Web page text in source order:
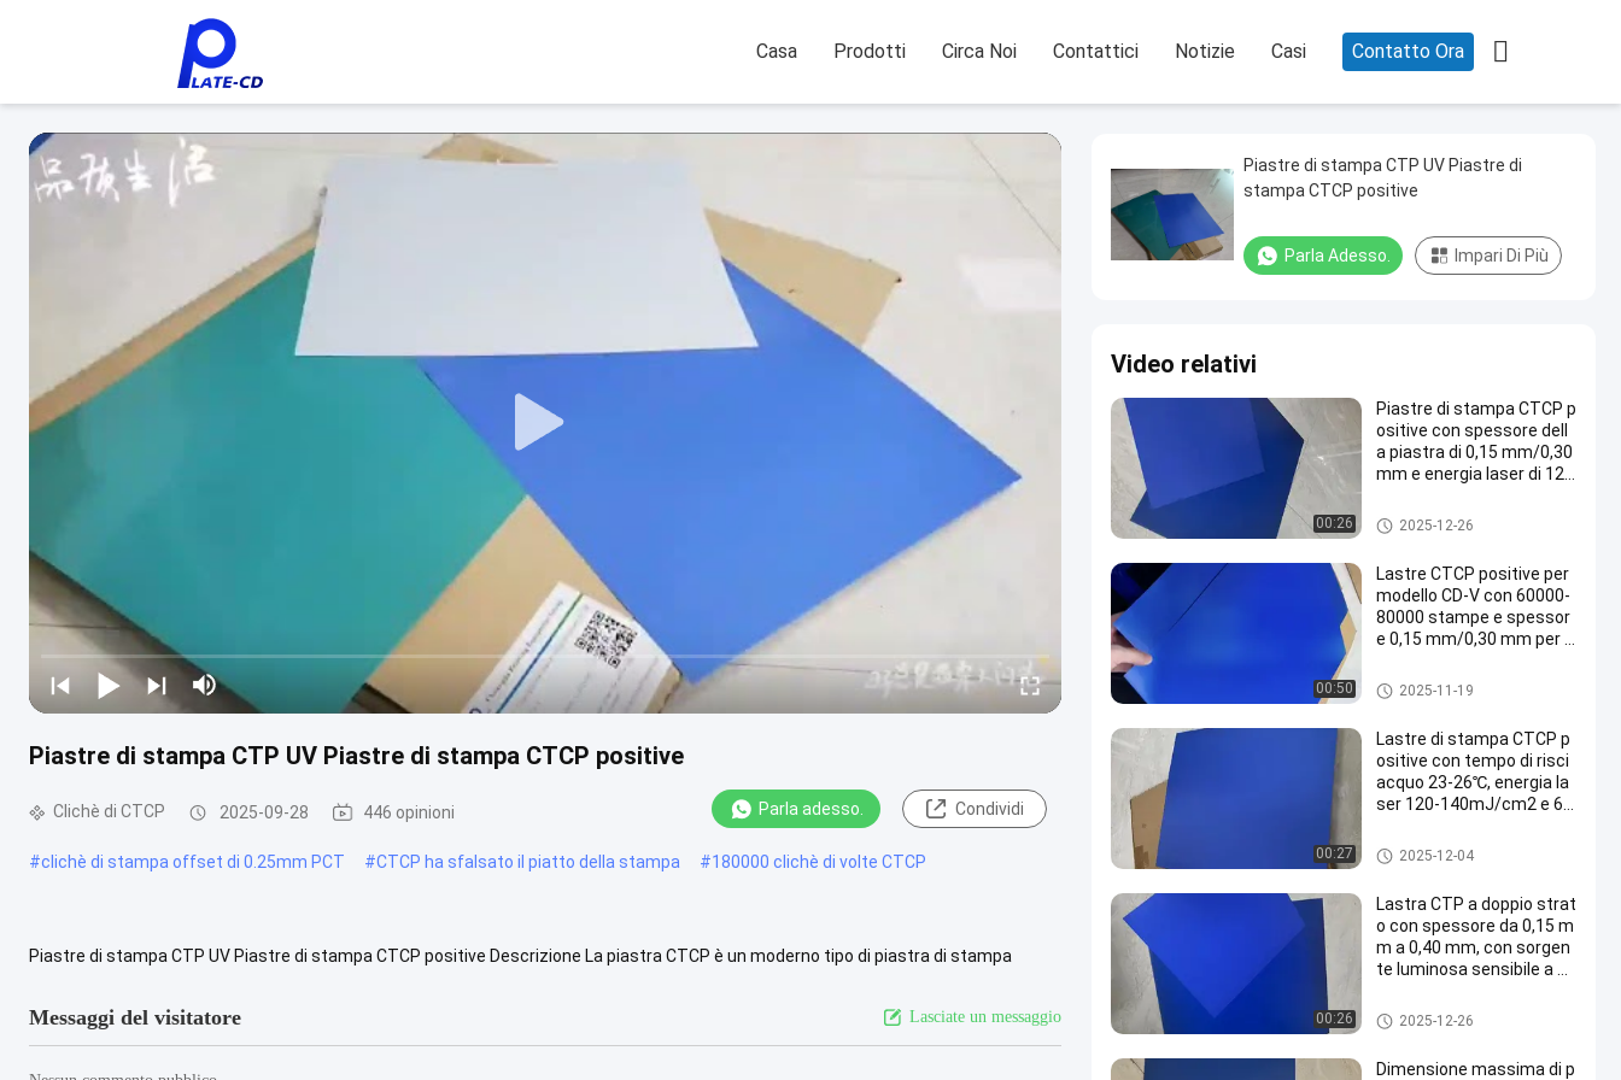
Casa Prodotti Circa Noi Contattici Notizie Casi Contatto Ora 
Piastre di stampa CTP UV Piastre di stampa CTCP positive
Clichè di CTCP 2025-09-28 446 opinioni Parla adesso. Condividi
#clichè di stampa offset di 0.25mm PCT #CTCP ha sfalsato il piatto della stampa #180000 clichè di volte CTCP
Piastre di stampa CTP UV Piastre di stampa CTCP positive Descrizione La piastra CTCP è un moderno tipo di piastra di stampa
Messaggi del visitatore Lasciate un messaggio
Piastre di stampa CTP UV Piastre di
stampa CTCP positive
Parla Adesso. Impari Di Più
Video relativi
00:26
Piastre di stampa CTCP p
ositive con spessore dell
a piastra di 0,15 mm/0,30
mm e energia laser di 120
80000 stampe
Clichè di CTCP
2025-12-26
00:50
Lastre CTCP positive per
modello CD-V con 60000-
80000 stampe e spessor
e 0,15 mm/0,30 mm per s
Clichè di CTCP
2025-11-19
00:27
Lastre di stampa CTCP p
ositive con tempo di risci
acquo 23-26℃, energia la
ser 120-140mJ/cm2 e 60
Clichè di CTCP
2025-12-04
00:26
Lastra CTP a doppio strat
o con spessore da 0,15 m
m a 0,40 mm, con sorgen
te luminosa sensibile a 83
a di 24 mesi
Piatto di doppio strato PCT
2025-12-26
Dimensione massima di p